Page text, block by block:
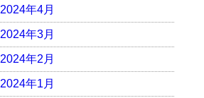
2024年4月
2024年3月
2024年2月
2024年1月